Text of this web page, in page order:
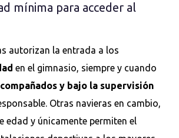
mínima para acceder al
autorizan la entrada a los
en el gimnasio, siempre y cuando
y bajo la supervisión
Otras navieras en cambio,
edad y únicamente permiten el